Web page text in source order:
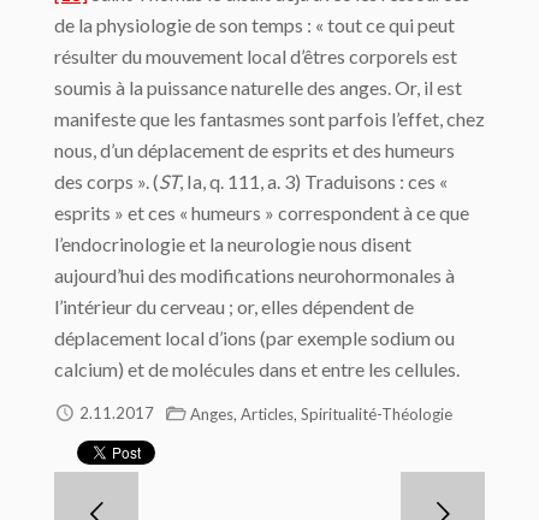
de la physiologie de son temps : « tout ce qui peut
résulter du mouvement local d’êtres corporels est
soumis à la puissance naturelle des anges. Or, il est
manifeste que les fantasmes sont parfois l’effet, chez
nous, d’un déplacement de esprits et des humeurs
des corps ». (ST, Ia, q. 111, a. 3) Traduisons : ces «
esprits » et ces « humeurs » correspondent à ce que
l’endocrinologie et la neurologie nous disent
aujourd’hui des modifications neurohormonales à
l’intérieur du cerveau ; or, elles dépendent de
déplacement local d’ions (par exemple sodium ou
calcium) et de molécules dans et entre les cellules.
2.11.2017 Anges, Articles, Spiritualité-Théologie